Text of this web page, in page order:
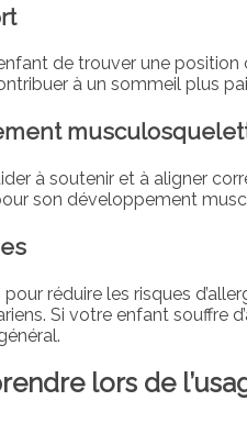
de trouver une
à un sommeil plus
à soutenir et à aligner
son développement
réduire les risques
Si votre enfant souffre
lors de